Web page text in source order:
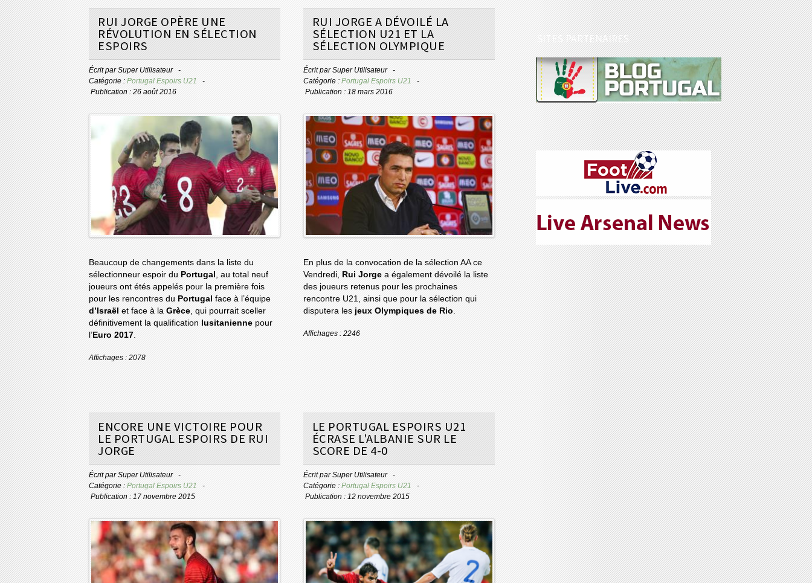
RUI JORGE OPÈRE UNE
RÉVOLUTION EN SÉLECTION
ESPOIRS
Écrit parSuper Utilisateur
Catégorie : Portugal Espoirs U21
Publication : 26 août 2016
Beaucoup de changements dans la liste du
sélectionneur espoir du Portugal
, au total neuf
joueurs ont étés appelés pour la première fois
pour les rencontres du Portugal face à l’équipe
d’Israël et face à la Grèce , qui pourrait sceller
définitivement la qualification lusitanienne pour
l’ Euro 2017
Affichages : 2078
RUI JORGE A DÉVOILÉ LA
SÉLECTION U21 ET LA
SÉLECTION OLYMPIQUE
Écrit parSuper Utilisateur
Catégorie : Portugal Espoirs U21
Publication : 18 mars 2016
En plus de la convocation de la sélection AA ce
Vendredi,
Rui Jorgea également dévoilé la liste
des joueurs retenus pour les prochaines
rencontre U21, ainsi que pour la sélection qui
disputera lesjeux Olympiques de Rio
Affichages : 2246
ENCORE UNE VICTOIRE POUR
LE PORTUGAL ESPOIRS DE RUI
JORGE
Écrit parSuper Utilisateur
Catégorie : Portugal Espoirs U21
Publication : 17 novembre 2015
LE PORTUGAL ESPOIRS U21
ÉCRASE L'ALBANIE SUR LE
SCORE DE 4-0
Écrit parSuper Utilisateur
Catégorie : Portugal Espoirs U21
Publication : 12 novembre 2015
SITES PARTENAIRES